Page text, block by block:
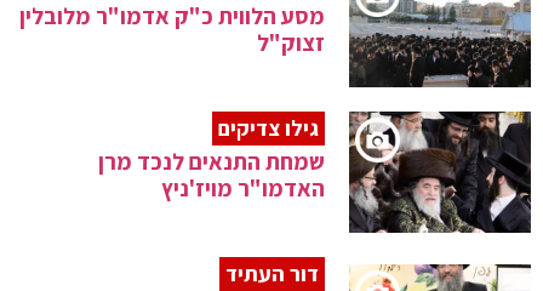
מסע הלווית כ"ק אדמו"ר מלובלין
זצוק"ל
גילו צדיקים
שמחת התנאים לנכד מרן
האדמו"ר מויז'ניץ
דור העתיד